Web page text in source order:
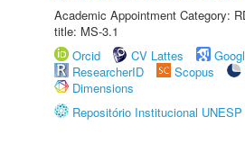
Academic Appointment Category:
title: MS-3.1
Orcid
CV Lattes
ResearcherID
Scopus
Dimensions
Repositório Institucional UNESP